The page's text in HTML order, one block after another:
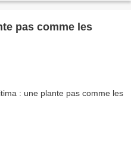
pas comme les